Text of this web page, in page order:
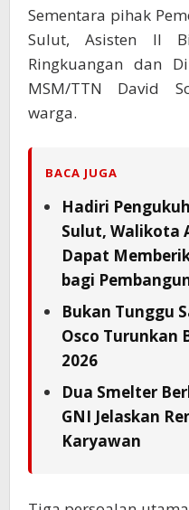
Sementara pihak
Sulut, Asisten II
Ringkuangan dan
MSM/TTN David
warga.
BACA JUGA
Hadiri
Sulut, Walikota
Dapat
bagi
Bukan Tunggu
Osco Turunkan
2026
Dua Smelter
GNI Jelaskan
Karyawan